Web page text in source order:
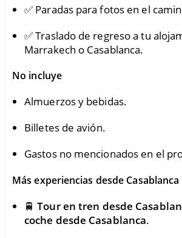
✅ Paradas para fotos en el
✅ Traslado de regreso a tu
Marrakech o Casablanca.
No incluye
Almuerzos y bebidas.
Billetes de avión.
Gastos no mencionados en el
Más experiencias desde Casablanca
🚆Tour en tren desde
coche desde Casablanca.